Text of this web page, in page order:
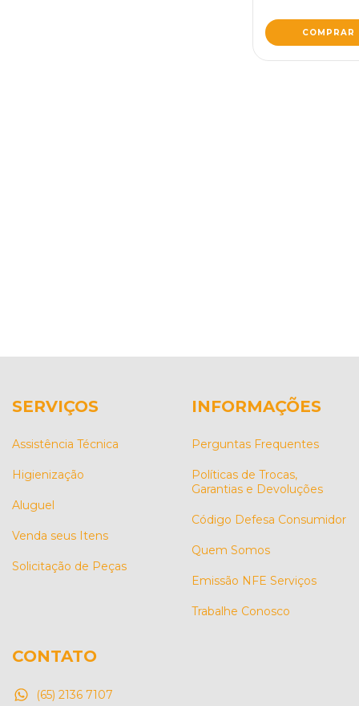
COMPRAR
SERVIÇOS
Assistência Técnica
Higienização
Aluguel
Venda seus Itens
Solicitação de Peças
INFORMAÇÕES
Perguntas Frequentes
Políticas de Trocas,
Garantias e Devoluções
Código Defesa Consumidor
Quem Somos
Emissão NFE Serviços
Trabalhe Conosco
CONTATO
(65) 2136 7107